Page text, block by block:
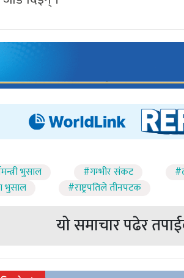
भुसाल #गम्भीर संकट
भुसाल
#राष्ट्रपतिले तीनपटक
यो समाचार पढेर